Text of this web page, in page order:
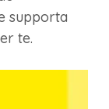
supporta
te.